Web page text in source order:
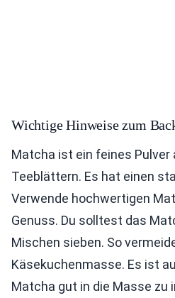
Wichtige Hinweise zum
Matcha ist ein feines Pulver
Teeblättern. Es hat einen
Verwende hochwertigen
Genuss. Du solltest das
Mischen sieben. So
Käsekuchenmasse. Es ist
Matcha gut in die Masse zu